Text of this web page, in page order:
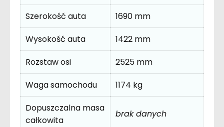
Szerokość auta
1690 mm
Wysokość auta
1422 mm
Rozstaw osi
2525 mm
Waga samochodu
1174 kg
Dopuszczalna masa
całkowita
brak danych